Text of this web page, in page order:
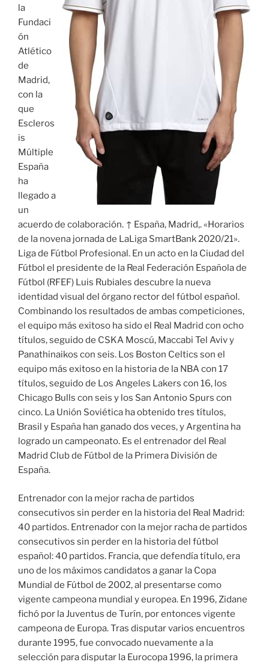
la
Fundaci
ón
Atlético
de
Madrid,
con la
que
Escleros
is
Múltiple
España
ha
llegado a
un
acuerdo de colaboración. ↑ España, Madrid,. «Horarios
de la novena jornada de LaLiga SmartBank 2020/21».
Liga de Fútbol Profesional. En un acto en la Ciudad del
Fútbol el presidente de la Real Federación Española de
Fútbol (RFEF) Luis Rubiales descubre la nueva
identidad visual del órgano rector del fútbol español.
Combinando los resultados de ambas competiciones,
el equipo más exitoso ha sido el Real Madrid con ocho
títulos, seguido de CSKA Moscú, Maccabi Tel Aviv y
Panathinaikos con seis. Los Boston Celtics son el
equipo más exitoso en la historia de la NBA con 17
títulos, seguido de Los Angeles Lakers con 16, los
Chicago Bulls con seis y los San Antonio Spurs con
cinco. La Unión Soviética ha obtenido tres títulos,
Brasil y España han ganado dos veces, y Argentina ha
logrado un campeonato. Es el entrenador del Real
Madrid Club de Fútbol de la Primera División de
España.
Entrenador con la mejor racha de partidos
consecutivos sin perder en la historia del Real Madrid:
40 partidos. Entrenador con la mejor racha de partidos
consecutivos sin perder en la historia del fútbol
español: 40 partidos. Francia, que defendía título, era
uno de los máximos candidatos a ganar la Copa
Mundial de Fútbol de 2002, al presentarse como
vigente campeona mundial y europea. En 1996, Zidane
fichó por la Juventus de Turín, por entonces vigente
campeona de Europa. Tras disputar varios encuentros
durante 1995, fue convocado nuevamente a la
selección para disputar la Eurocopa 1996, la primera